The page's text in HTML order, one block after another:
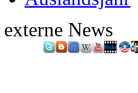
externe News